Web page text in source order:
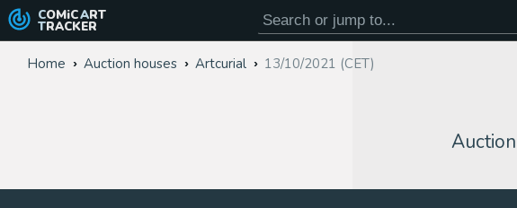
COMiC ART
TRACKER
Home Auction houses Artcurial 13/10/2021 (CET)